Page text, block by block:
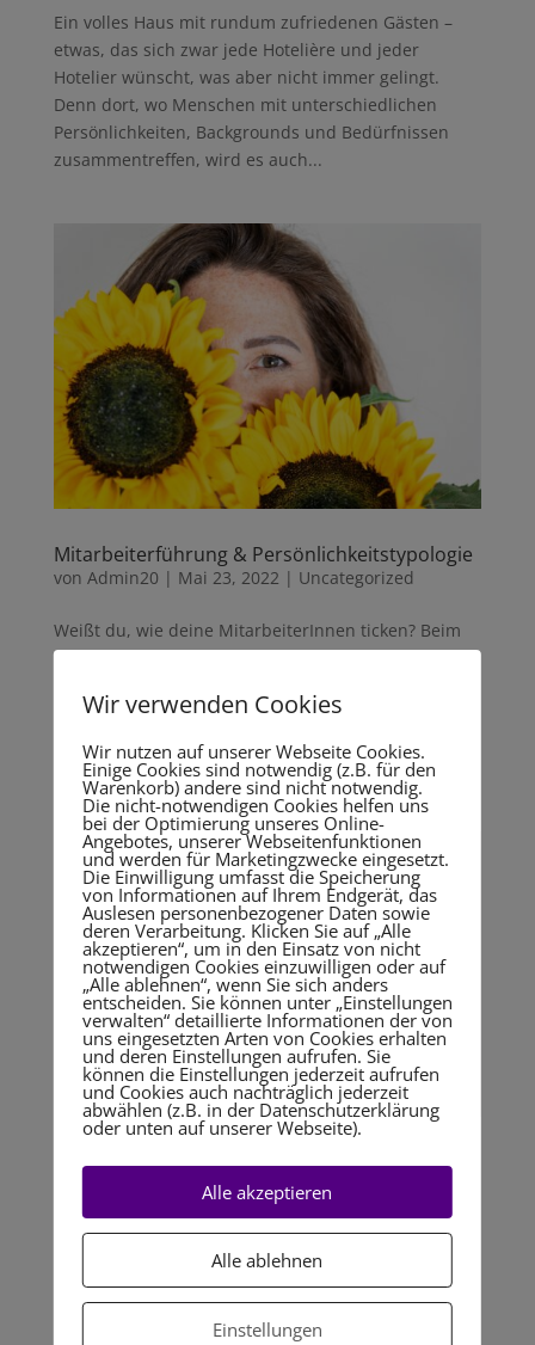
Ein volles Haus mit rundum zufriedenen Gästen –
etwas, das sich zwar jede Hotelière und jeder
Hotelier wünscht, was aber nicht immer gelingt.
Denn dort, wo Menschen mit unterschiedlichen
Persönlichkeiten, Backgrounds und Bedürfnissen
zusammentreffen, wird es auch...
Mitarbeiterführung & Persönlichkeitstypologie
von Admin20 | Mai 23, 2022 | Uncategorized
Weißt du, wie deine MitarbeiterInnen ticken? Beim
Thema Fachkräftemangel geht es nicht nur darum,
darum, bestehende MitarbeiterInnen zu halten. Das
Wissen um die verschiedenen Persönlichkeitstypen
hilft Entscheidern,...
Megatrends II: Digitalisierung & „New Work“ –
Neue Chancen in Hotellerie, Tourismus und
vonAdmin20|Mai 2, 2022|Uncategorized
Zischinsky, Die Coach https://diecoach.eu/wp-
content/uploads/2022/04/Megatrends-II-
Wir verwenden Cookies
Wir nutzen auf unserer Webseite Cookies.
Einige Cookies sind notwendig (z.B. für den
Warenkorb) andere sind nicht notwendig.
Die nicht-notwendigen Cookies helfen uns
bei der Optimierung unseres Online-
Angebotes, unserer Webseitenfunktionen
und werden für Marketingzwecke eingesetzt.
Die Einwilligung umfasst die Speicherung
von Informationen auf Ihrem Endgerät, das
Auslesen personenbezogener Daten sowie
deren Verarbeitung. Klicken Sie auf „Alle
akzeptieren“, um in den Einsatz von nicht
notwendigen Cookies einzuwilligen oder auf
„Alle ablehnen“, wenn Sie sich anders
entscheiden. Sie können unter „Einstellungen
verwalten“ detaillierte Informationen der von
uns eingesetzten Arten von Cookies erhalten
und deren Einstellungen aufrufen. Sie
können die Einstellungen jederzeit aufrufen
und Cookies auch nachträglich jederzeit
abwählen (z.B. in der Datenschutzerklärung
oder unten auf unserer Webseite).
Alle akzeptieren
Alle ablehnen
Einstellungen